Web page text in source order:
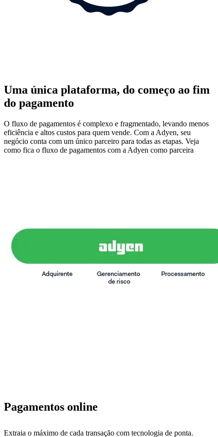
Uma única plataforma, do começo ao fim
do pagamento
O fluxo de pagamentos é complexo e fragmentado, levando menos
eficiência e altos custos para quem vende. Com a Adyen, seu
negócio conta com um único parceiro para todas as etapas. Veja
como fica o fluxo de pagamentos com a Adyen como parceira
Pagamentos online
Extraia o máximo de cada transação com tecnologia de ponta.